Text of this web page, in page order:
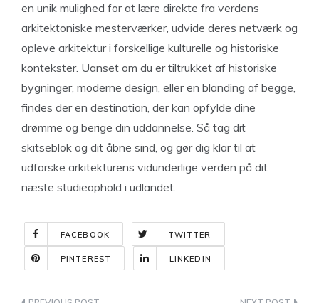
en unik mulighed for at lære direkte fra verdens
arkitektoniske mesterværker, udvide deres netværk og
opleve arkitektur i forskellige kulturelle og historiske
kontekster. Uanset om du er tiltrukket af historiske
bygninger, moderne design, eller en blanding af begge,
findes der en destination, der kan opfylde dine
drømme og berige din uddannelse. Så tag dit
skitseblok og dit åbne sind, og gør dig klar til at
udforske arkitekturens vidunderlige verden på dit
næste studieophold i udlandet.
FACEBOOK TWITTER
PINTEREST LINKEDIN